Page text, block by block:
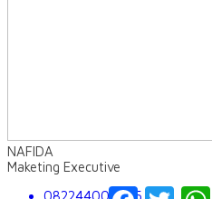
NAFIDA
Maketing Executive
082244009555Facebook